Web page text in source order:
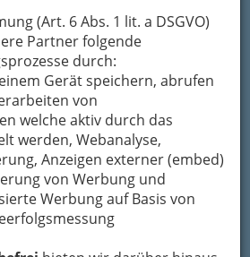
(Art. 6 Abs. 1 lit. a DSGVO)
Partner folgende
durch:
Gerät speichern, abrufen
von
welche aktiv durch das
werden, Webanalyse,
Anzeigen externer (embed)
von Werbung und
Werbung auf Basis von